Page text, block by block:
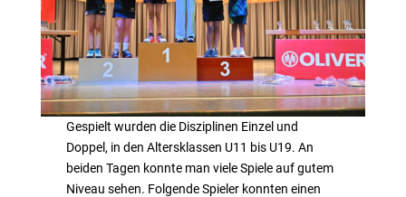
Gespielt wurden die Disziplinen Einzel und
Doppel, in den Altersklassen U11 bis U19. An
beiden Tagen konnte man viele Spiele auf gutem
Niveau sehen. Folgende Spieler konnten einen